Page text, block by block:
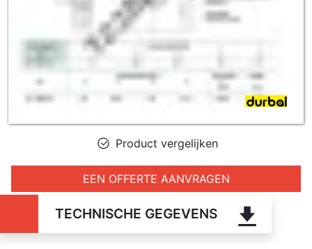
Product vergelijken
EEN OFFERTE AANVRAGEN
TECHNISCHE GEGEVENS